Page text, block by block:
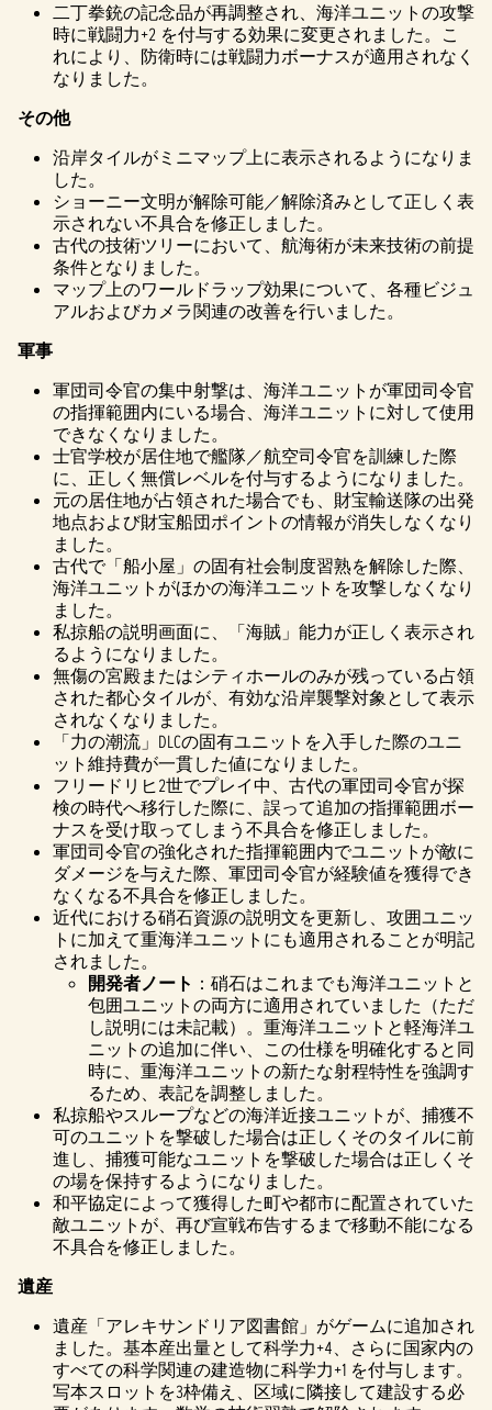
二丁拳銃の記念品が再調整され、海洋ユニットの攻撃
時に戦闘力+2 を付与する効果に変更されました。こ
れにより、防衛時には戦闘力ボーナスが適用されなく
なりました。
その他
沿岸タイルがミニマップ上に表示されるようになりま
した。
ショーニー文明が解除可能／解除済みとして正しく表
示されない不具合を修正しました。
古代の技術ツリーにおいて、航海術が未来技術の前提
条件となりました。
マップ上のワールドラップ効果について、各種ビジュ
アルおよびカメラ関連の改善を行いました。
軍事
軍団司令官の集中射撃は、海洋ユニットが軍団司令官
の指揮範囲内にいる場合、海洋ユニットに対して使用
できなくなりました。
士官学校が居住地で艦隊／航空司令官を訓練した際
に、正しく無償レベルを付与するようになりました。
元の居住地が占領された場合でも、財宝輸送隊の出発
地点および財宝船団ポイントの情報が消失しなくなり
ました。
古代で「船小屋」の固有社会制度習熟を解除した際、
海洋ユニットがほかの海洋ユニットを攻撃しなくなり
ました。
私掠船の説明画面に、「海賊」能力が正しく表示され
るようになりました。
無傷の宮殿またはシティホールのみが残っている占領
された都心タイルが、有効な沿岸襲撃対象として表示
されなくなりました。
「力の潮流」DLCの固有ユニットを入手した際のユニ
ット維持費が一貫した値になりました。
フリードリヒ2世でプレイ中、古代の軍団司令官が探
検の時代へ移行した際に、誤って追加の指揮範囲ボー
ナスを受け取ってしまう不具合を修正しました。
軍団司令官の強化された指揮範囲内でユニットが敵に
ダメージを与えた際、軍団司令官が経験値を獲得でき
なくなる不具合を修正しました。
近代における硝石資源の説明文を更新し、攻囲ユニッ
トに加えて重海洋ユニットにも適用されることが明記
されました。
開発者ノート ：硝石はこれまでも海洋ユニットと
包囲ユニットの両方に適用されていました（ただ
し説明には未記載）。重海洋ユニットと軽海洋ユ
ニットの追加に伴い、この仕様を明確化すると同
時に、重海洋ユニットの新たな射程特性を強調す
るため、表記を調整しました。
私掠船やスループなどの海洋近接ユニットが、捕獲不
可のユニットを撃破した場合は正しくそのタイルに前
進し、捕獲可能なユニットを撃破した場合は正しくそ
の場を保持するようになりました。
和平協定によって獲得した町や都市に配置されていた
敵ユニットが、再び宣戦布告するまで移動不能になる
不具合を修正しました。
遺産
遺産「アレキサンドリア図書館」がゲームに追加され
ました。基本産出量として科学力+4、さらに国家内の
すべての科学関連の建造物に科学力+1 を付与します。
写本スロットを3枠備え、区域に隣接して建設する必